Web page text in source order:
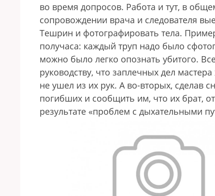
во время допросов. Работа и тут, в
сопровождении врача и следователя
Тешрин и фотографировать тела.
получаса: каждый труп надо было
можно было легко опознать убитого.
руководству, что заплечных дел
не ушел из их рук. А во-вторых, сделав
погибших и сообщить им, что их брат,
результате «проблем с дыхательными